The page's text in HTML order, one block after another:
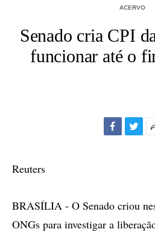
ACERVO
Senado cria CPI
funcionar até o
Reuters
BRASÍLIA - O Senado criou
ONGs para investigar a